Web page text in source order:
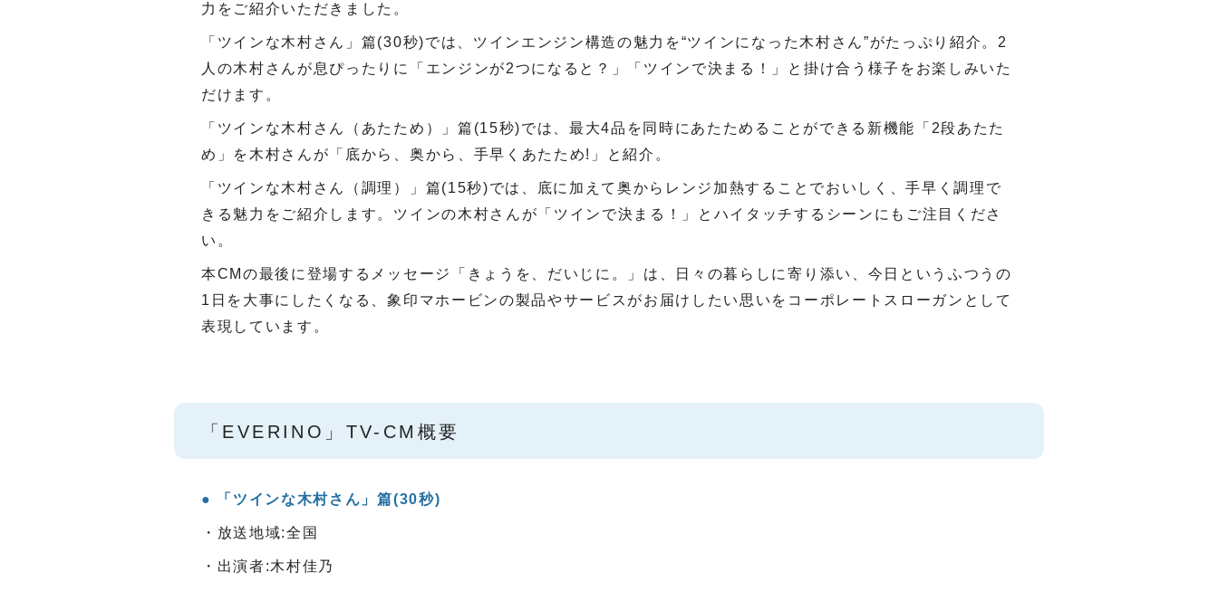
力をご紹介いただきました。
「ツインな木村さん」篇(30秒)では、ツインエンジン構造の魅力を“ツインになった木村さん”がたっぷり紹介。2
人の木村さんが息ぴったりに「エンジンが2つになると？」「ツインで決まる！」と掛け合う様子をお楽しみいた
だけます。
「ツインな木村さん（あたため）」篇(15秒)では、最大4品を同時にあたためることができる新機能「2段あたた
め」を木村さんが「底から、奥から、手早くあたため!」と紹介。
「ツインな木村さん（調理）」篇(15秒)では、底に加えて奥からレンジ加熱することでおいしく、手早く調理で
きる魅力をご紹介します。ツインの木村さんが「ツインで決まる！」とハイタッチするシーンにもご注目くださ
い。
本CMの最後に登場するメッセージ「きょうを、だいじに。」は、日々の暮らしに寄り添い、今日というふつうの
1日を大事にしたくなる、象印マホービンの製品やサービスがお届けしたい思いをコーポレートスローガンとして
表現しています。
「EVERINO」TV-CM概要
「ツインな木村さん」篇(30秒)
・放送地域:全国
・出演者:木村佳乃